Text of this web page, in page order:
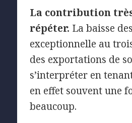
La contribution
répéter. La baisse
exceptionnelle au
des exportations de
s’interpréter en
en effet souvent une
beaucoup.